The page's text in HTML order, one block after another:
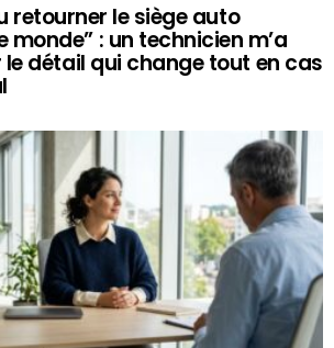
retourner le siège auto
monde” : un technicien m’a
détail qui change tout en cas